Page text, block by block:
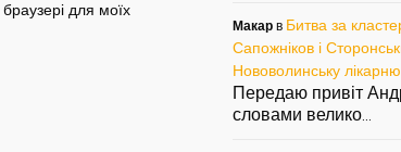
для моїх
Макар в Битва за
Сапожніков і
Нововолинську
Передаю привіт
словами велико